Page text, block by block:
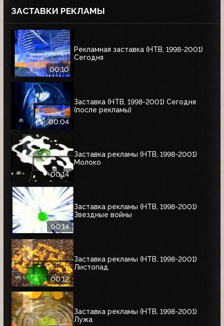
ЗАСТАВКИ РЕКЛАМЫ
00:10
Рекламная заставка (НТВ, 1998-2001)
Сегодня
00:04
Заставка (НТВ, 1998-2001) Сегодня
(после рекламы)
00:14
Заставка рекламы (НТВ, 1998-2001)
Молоко
00:14
Заставка рекламы (НТВ, 1998-2001)
Звездные войны
00:12
Заставка рекламы (НТВ, 1998-2001)
Листопад
Заставка рекламы (НТВ, 1998-2001)
Лужа